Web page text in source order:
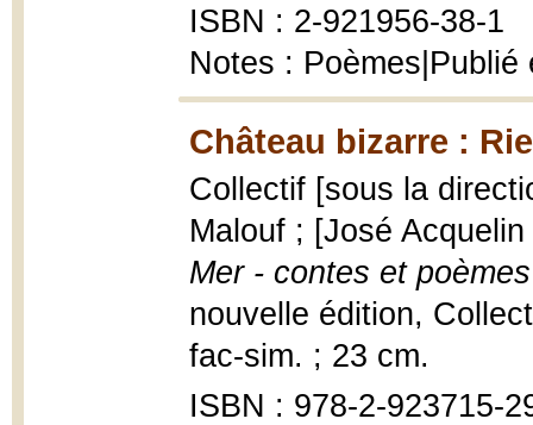
ISBN : 2-921956-38-1
Notes :
Château bizarre :
Collectif [sous la
Malouf ; [José
Mer - contes et poèmes
nouvelle édition,
fac-sim. ; 23 cm.
ISBN : 978-2-923715-